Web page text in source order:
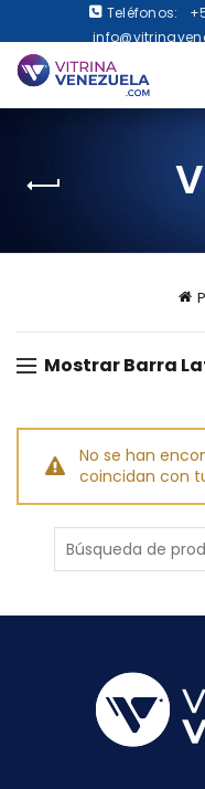
Teléfonos:
Mostrar Barra
No se han
coincidan con
Buscar